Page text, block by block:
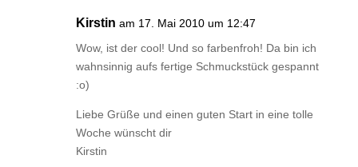
Kirstin am 17. Mai 2010 um 12:47
Wow, ist der cool! Und so farbenfroh! Da bin ich
wahnsinnig aufs fertige Schmuckstück gespannt
:o)
Liebe Grüße und einen guten Start in eine tolle
Woche wünscht dir
Kirstin